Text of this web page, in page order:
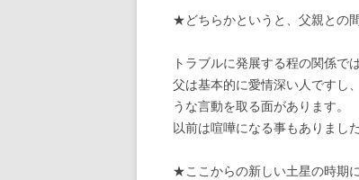
★どちらかというと、父親との
トラブルに発展する程の関係で
父は基本的に愛情深い人ですし
うな言動を取る面があります。
以前は喧嘩になる事もありまし
★ここからの新しい土星の時期